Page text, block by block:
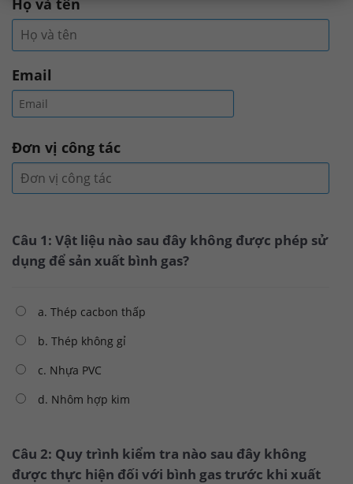
Họ và tên
Email
Đơn vị công tác
Câu 1: Vật liệu nào sau đây không được phép sử
dụng để sản xuất bình gas?
a. Thép cacbon thấp
b. Thép không gỉ
c. Nhựa PVC
d. Nhôm hợp kim
Câu 2: Quy trình kiểm tra nào sau đây không
được thực hiện đối với bình gas trước khi xuất